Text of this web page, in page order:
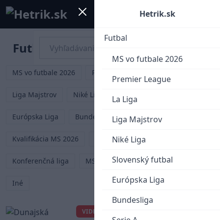
Mobile menu
Hetrik.sk
Futbal
MS vo futbale 2026
Premier League
La Liga
Liga Majstrov
Niké Liga
Slovenský futbal
Európska Liga
Bundesliga
Futbal
MS vo futbale 2026 Premier League
Liga Majstrov Niké Liga Slovenský futbal
Európska Liga Bundesliga Serie A
Kvalifikácia MS 2026 Liga Národov
Konferenčná liga MS klubov 2025 EURO U21
Iné
VIDEO